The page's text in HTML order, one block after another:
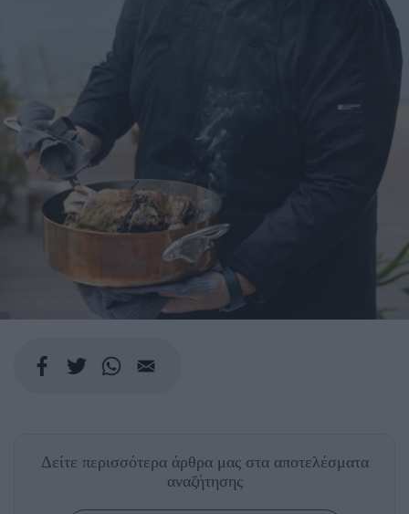
Δείτε περισσότερα άρθρα μας στα αποτελέσματα
αναζήτησης